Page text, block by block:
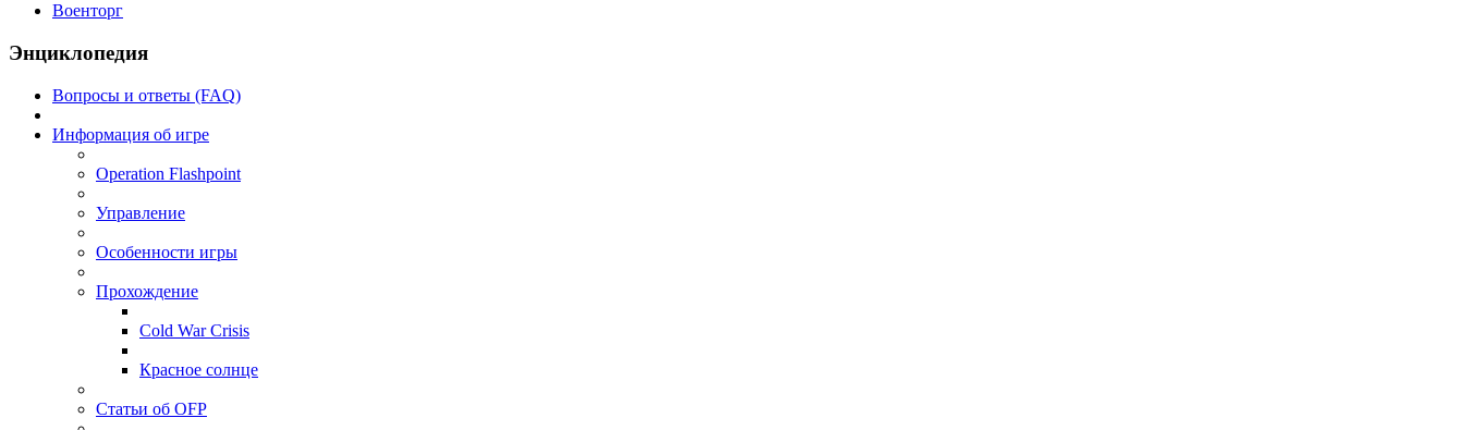
Военторг
Энциклопедия
Вопросы и ответы (FAQ)
Информация об игре
Operation Flashpoint
Управление
Особенности игры
Прохождение
Cold War Crisis
Красное солнце
Статьи об OFP